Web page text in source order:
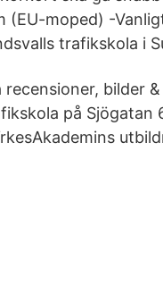
(EU-moped) -
trafikskola i
bilder
på Sjögatan